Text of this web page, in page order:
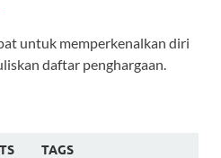
untuk memperkenalkan diri
daftar penghargaan.
TAGS